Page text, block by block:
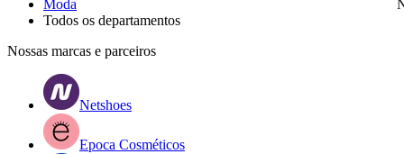
Moda
Todos os departamentos
Nossas marcas e parceiros
Netshoes
Epoca Cosméticos